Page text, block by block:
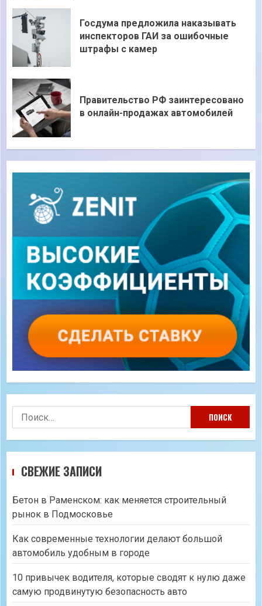
Госдума предложила наказывать
инспекторов ГАИ за ошибочные
штрафы с камер
Правительство РФ заинтересовано
в онлайн-продажах автомобилей
Найти:
СВЕЖИЕ ЗАПИСИ
Бетон в Раменском: как меняется строительный
рынок в Подмосковье
Как современные технологии делают большой
автомобиль удобным в городе
10 привычек водителя, которые сводят к нулю даже
самую продвинутую безопасность авто